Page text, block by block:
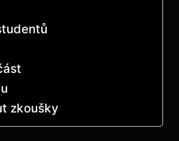
zkoušky